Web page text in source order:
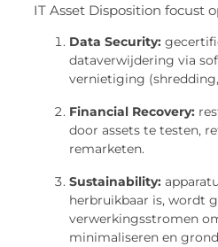
IT Asset Disposition focust
Data Security:
dataverwijdering via
vernietiging
Financial Recovery:
door assets te testen,
remarketen.
Sustainability:
herbruikbaar is, wordt
verwerkingsstromen
minimaliseren en